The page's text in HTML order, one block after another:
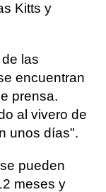
Kitts y
las
encuentran
prensa.
al vivero de
unos días".
pueden
meses y